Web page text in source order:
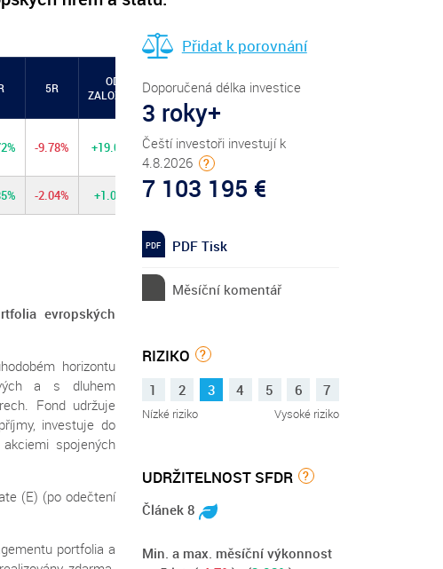
5R
OD
ZALOŽENÍ
-9.78% +19.04%
-2.04% +1.02%
evropských
horizontu
a s dluhem
Fond udržuje
investuje do
spojených
(E) (po odečtení
portfolia a
Přidat k porovnání
Doporučená délka investice
3 roky+
Čeští investoři investují k
4.8.2026
?
7 103 195 €
PDF Tisk
Měsíční komentář
RIZIKO ?
1 2 3 4 5 6 7
Nízké riziko Vysoké riziko
UDRŽITELNOST SFDR ?
Článek 8
Min. a max. měsíční výkonnost